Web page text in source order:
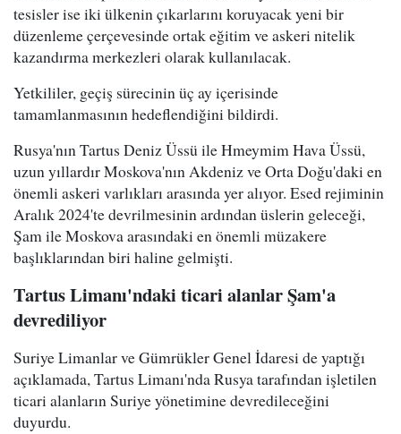
tesisler ise iki ülkenin çıkarlarını koruyacak yeni bir
düzenleme çerçevesinde ortak eğitim ve askeri nitelik
kazandırma merkezleri olarak kullanılacak.
Yetkililer, geçiş sürecinin üç ay içerisinde
tamamlanmasının hedeflendiğini bildirdi.
Rusya'nın Tartus Deniz Üssü ile Hmeymim Hava Üssü,
uzun yıllardır Moskova'nın Akdeniz ve Orta Doğu'daki en
önemli askeri varlıkları arasında yer alıyor. Esed rejiminin
Aralık 2024'te devrilmesinin ardından üslerin geleceği,
Şam ile Moskova arasındaki en önemli müzakere
başlıklarından biri haline gelmişti.
Tartus Limanı'ndaki ticari alanlar Şam'a
devrediliyor
Suriye Limanlar ve Gümrükler Genel İdaresi de yaptığı
açıklamada, Tartus Limanı'nda Rusya tarafından işletilen
ticari alanların Suriye yönetimine devredileceğini
duyurdu.